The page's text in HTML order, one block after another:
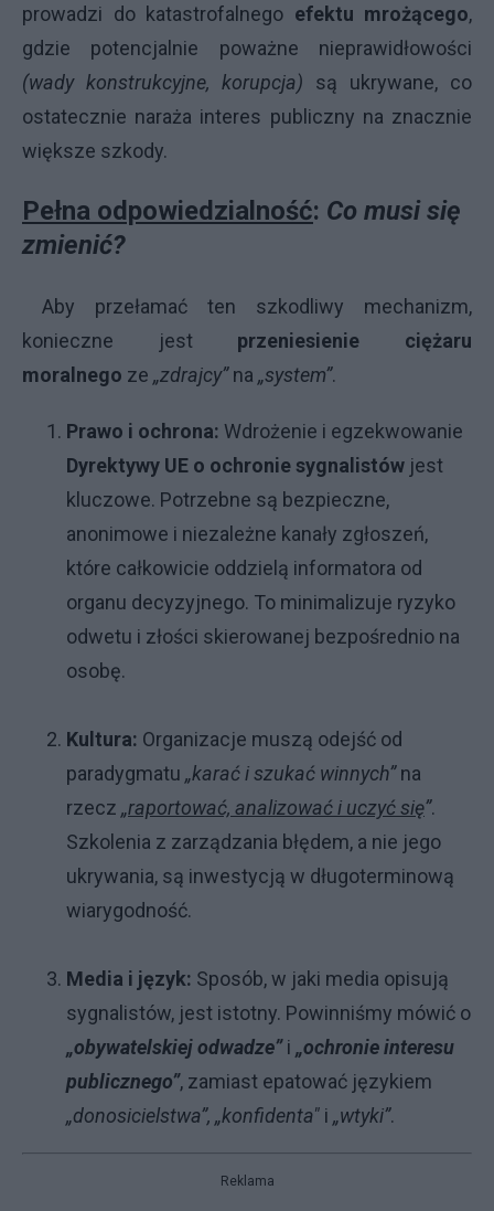
prowadzi do katastrofalnego efektu mrożącego,
gdzie potencjalnie poważne nieprawidłowości
(wady konstrukcyjne, korupcja) są ukrywane, co
ostatecznie naraża interes publiczny na znacznie
większe szkody.
Pełna odpowiedzialność: Co musi się
zmienić?
Aby przełamać ten szkodliwy mechanizm,
konieczne jest przeniesienie ciężaru
moralnego ze „zdrajcy”na „system”.
Prawo i ochrona: Wdrożenie i egzekwowanie
Dyrektywy UE o ochronie sygnalistów jest
kluczowe. Potrzebne są bezpieczne,
anonimowe i niezależne kanały zgłoszeń,
które całkowicie oddzielą informatora od
organu decyzyjnego. To minimalizuje ryzyko
odwetu i złości skierowanej bezpośrednio na
osobę.
Kultura: Organizacje muszą odejść od
paradygmatu „karać i szukać winnych”na
rzecz „raportować, analizować i uczyć się”.
Szkolenia z zarządzania błędem, a nie jego
ukrywania, są inwestycją w długoterminową
wiarygodność.
Media i język: Sposób, w jaki media opisują
sygnalistów, jest istotny. Powinniśmy mówić o
„obywatelskiej odwadze”i „ochronie interesu
publicznego”, zamiast epatować językiem
„donosicielstwa”, „konfidenta" i „wtyki”.
Reklama